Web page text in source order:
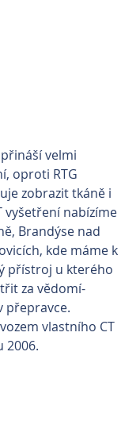
velmi
oproti RTG
zobrazit tkáně i
vyšetření nabízíme
Brandýse nad
kde máme k
přístroj u kterého
za vědomí-
přepravce.
vlastního CT
2006.